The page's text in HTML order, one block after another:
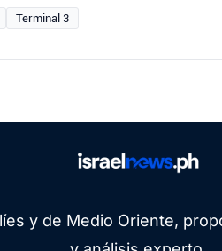
Terminal 3
y de Medio Oriente,